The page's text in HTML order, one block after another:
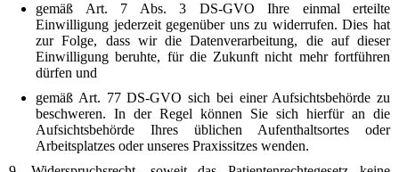
gemäß Art. 7 Abs. 3 DS-GVO Ihre einmal erteilte
Einwilligung jederzeit gegenüber uns zu widerrufen. Dies hat
zur Folge, dass wir die Datenverarbeitung, die auf dieser
Einwilligung beruhte, für die Zukunft nicht mehr fortführen
dürfen und
gemäß Art. 77 DS-GVO sich bei einer Aufsichtsbehörde zu
beschweren. In der Regel können Sie sich hierfür an die
Aufsichtsbehörde Ihres üblichen Aufenthaltsortes oder
Arbeitsplatzes oder unseres Praxissitzes wenden.